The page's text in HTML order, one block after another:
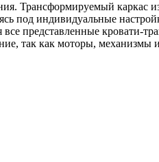
Трансформируемый каркас
под индивидуальные
представленные кровати-
так как моторы, механизмы